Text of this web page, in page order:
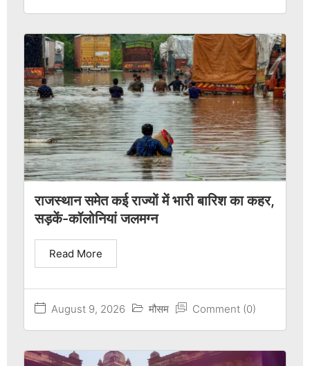
राजस्थान समेत कई राज्यों में भारी बारिश का कहर,
सड़कें-कॉलोनियां जलमग्न
August 9, 2026 मौसम Comment (0)
Read More